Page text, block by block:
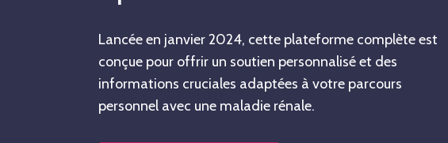
Lancée en janvier 2024, cette plateforme complète est
conçue pour offrir un soutien personnalisé et des
informations cruciales adaptées à votre parcours
personnel avec une maladie rénale.